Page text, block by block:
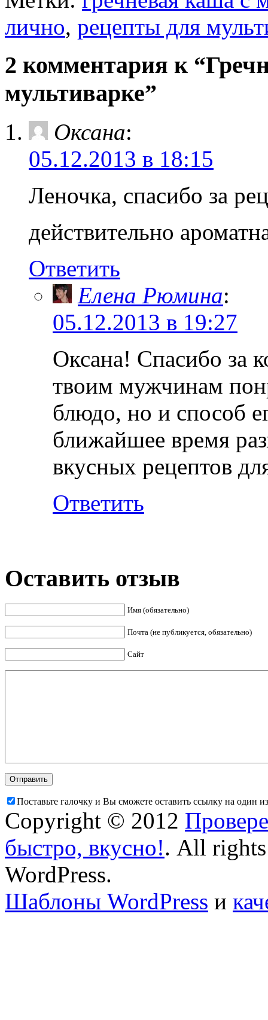
в
новом новом
лично, рецепты для
2 комментария к
мультиварке”
Оксана:
05.12.2013 в 18:15
Леночка, спасибо за
действительно
Ответить
Елена Рюмина:
05.12.2013 в 19:27
Оксана! Спасибо за
твоим мужчинам
блюдо, но и способ
ближайшее время
вкусных рецептов
Ответить
Оставить отзыв
Имя (обязательно)
Почта (не публикуется, обязательно)
Сайт
Поставьте галочку и Вы сможете оставить ссылку на один
Copyright © 2012
быстро, вкусно!. All rights
WordPress.
Шаблоны WordPress и